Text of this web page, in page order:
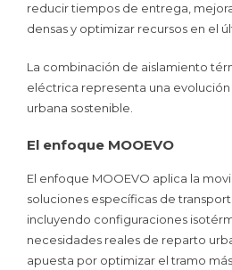
reducir tiempos de entrega,
densas y optimizar recursos en el
La combinación de aislamiento
eléctrica representa una evolución
urbana sostenible.
El enfoque MOOEVO
El enfoque MOOEVO aplica la
soluciones específicas de
incluyendo configuraciones
necesidades reales de reparto
apuesta por optimizar el tramo